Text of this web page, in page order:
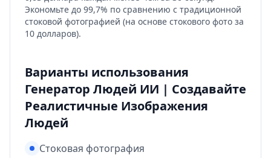
Экономьте до 99,7% по сравнению с традиционной
стоковой фотографией (на основе стокового фото за
10 долларов).
Варианты использования
Генератор Людей ИИ | Создавайте
Реалистичные Изображения
Людей
Стоковая фотография